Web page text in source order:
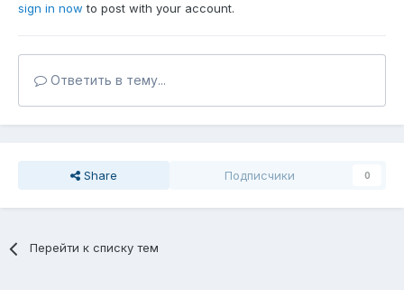
sign in now to post with your account.
Ответить в тему...
Share Подписчики 0
Перейти к списку тем